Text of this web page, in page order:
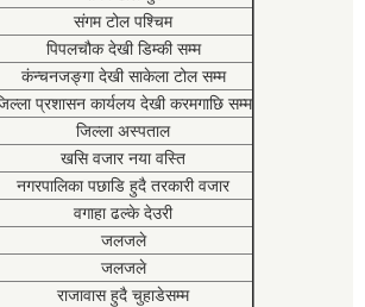
संगम टोल पश्चिम
पिपलचौक देखी डिम्की सम्म
कंन्चनजङ्गा देखी साकेला टोल सम्म
प्रशासन कार्यलय देखी करमगाछि सम्म
जिल्ला अस्पताल
खसि वजार नया वस्ति
नगरपालिका पछाडि हुदै तरकारी वजार
वगाहा ढल्के देउरी
जलजले
जलजले
राजावास हुदै चुहाडेसम्म